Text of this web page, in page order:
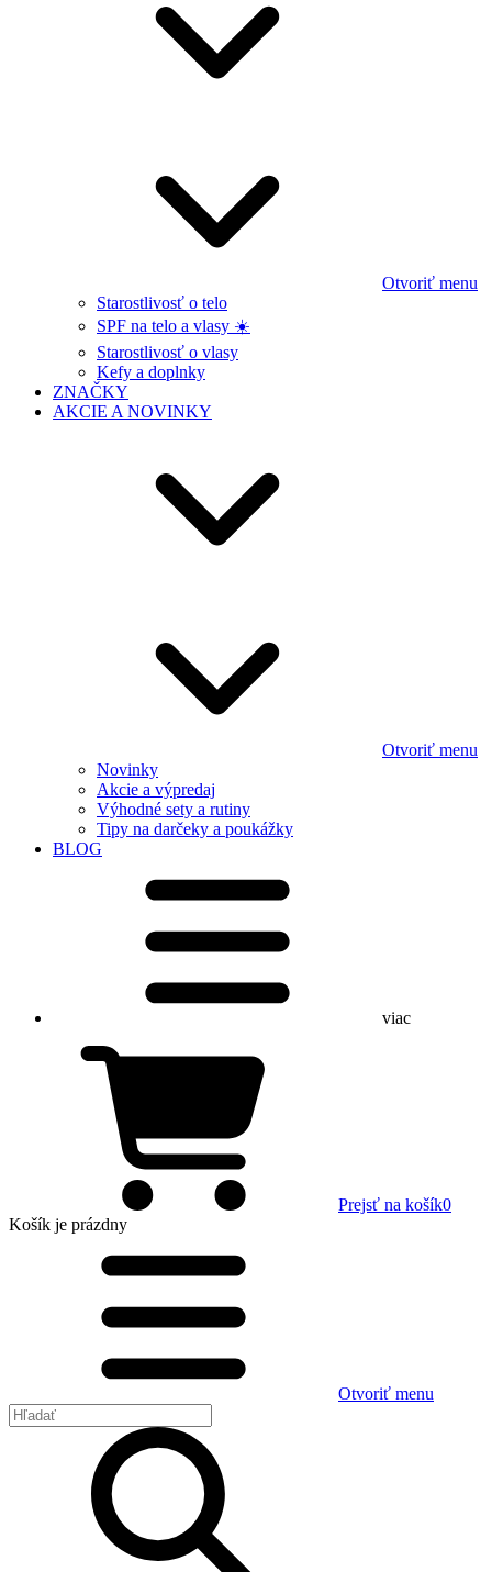
Otvoriť menu
Starostlivosť o telo
SPF na telo a vlasy ☀️
Starostlivosť o vlasy
Kefy a doplnky
ZNAČKY
AKCIE A NOVINKY
Otvoriť menu
Novinky
Akcie a výpredaj
Výhodné sety a rutiny
Tipy na darčeky a poukážky
BLOG
viac
Prejsť na košík0
Košík je prázdny
Otvoriť menu